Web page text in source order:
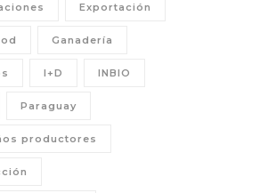
Exportación
Ganadería
I+D INBIO
Paraguay
productores